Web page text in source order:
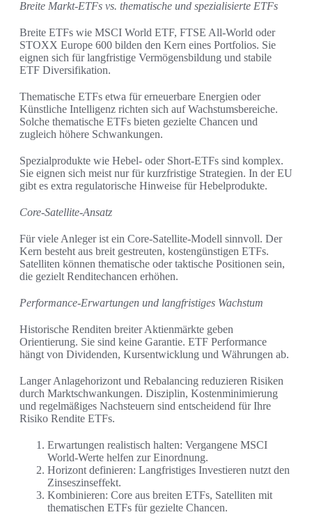
Breite Markt-ETFs vs. thematische und spezialisierte ETFs
Breite ETFs wie MSCI World ETF, FTSE All-World oder
STOXX Europe 600 bilden den Kern eines Portfolios. Sie
eignen sich für langfristige Vermögensbildung und stabile
ETF Diversifikation.
Thematische ETFs etwa für erneuerbare Energien oder
Künstliche Intelligenz richten sich auf Wachstumsbereiche.
Solche thematische ETFs bieten gezielte Chancen und
zugleich höhere Schwankungen.
Spezialprodukte wie Hebel- oder Short-ETFs sind komplex.
Sie eignen sich meist nur für kurzfristige Strategien. In der EU
gibt es extra regulatorische Hinweise für Hebelprodukte.
Core-Satellite-Ansatz
Für viele Anleger ist ein Core-Satellite-Modell sinnvoll. Der
Kern besteht aus breit gestreuten, kostengünstigen ETFs.
Satelliten können thematische oder taktische Positionen sein,
die gezielt Renditechancen erhöhen.
Performance-Erwartungen und langfristiges Wachstum
Historische Renditen breiter Aktienmärkte geben
Orientierung. Sie sind keine Garantie. ETF Performance
hängt von Dividenden, Kursentwicklung und Währungen ab.
Langer Anlagehorizont und Rebalancing reduzieren Risiken
durch Marktschwankungen. Disziplin, Kostenminimierung
und regelmäßiges Nachsteuern sind entscheidend für Ihre
Risiko Rendite ETFs.
Erwartungen realistisch halten: Vergangene MSCI
World-Werte helfen zur Einordnung.
Horizont definieren: Langfristiges Investieren nutzt den
Zinseszinseffekt.
Kombinieren: Core aus breiten ETFs, Satelliten mit
thematischen ETFs für gezielte Chancen.